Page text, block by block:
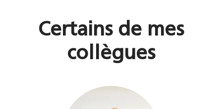
Certains de mes
collègues